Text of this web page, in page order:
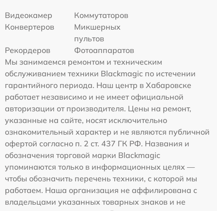
Видеокамер
Коммутаторов
Конвертеров
Микшерных
пультов
Рекордеров
Фотоаппаратов
Мы занимаемся ремонтом и техническим
обслуживанием техники Blackmagic по истечении
гарантийного периода. Наш центр в Хабаровске
работает независимо и не имеет официальной
авторизации от производителя. Цены на ремонт,
указанные на сайте, носят исключительно
ознакомительный характер и не являются публичной
офертой согласно п. 2 ст. 437 ГК РФ. Названия и
обозначения торговой марки Blackmagic
упоминаются только в информационных целях —
чтобы обозначить перечень техники, с которой мы
работаем. Наша организация не аффилирована с
владельцами указанных товарных знаков и не